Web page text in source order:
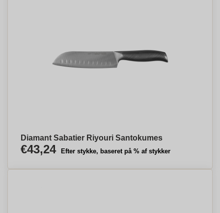
Diamant Sabatier Riyouri Santokumes
€43,24 Efter stykke, baseret på % af stykker